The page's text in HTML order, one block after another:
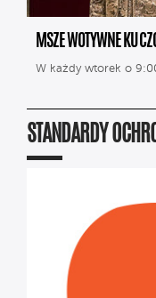
MSZE WOTYWNE KU
W każdy wtorek o
STANDARDY